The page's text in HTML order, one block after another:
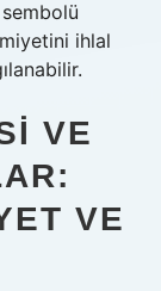
ihlal
VE
VE